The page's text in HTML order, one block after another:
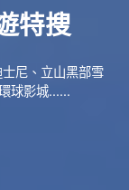
特搜
尼、立山黑部雪
球影城......